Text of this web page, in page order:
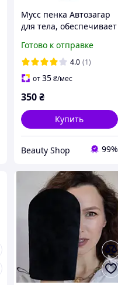
Мусс пенка Автозагар
для тела, обеспечивает
загар. 160 мл Top
Beauty
Готово к отправке
4.0 (1)
от35₴/мес
350₴
Купить
Beauty Shop 99%